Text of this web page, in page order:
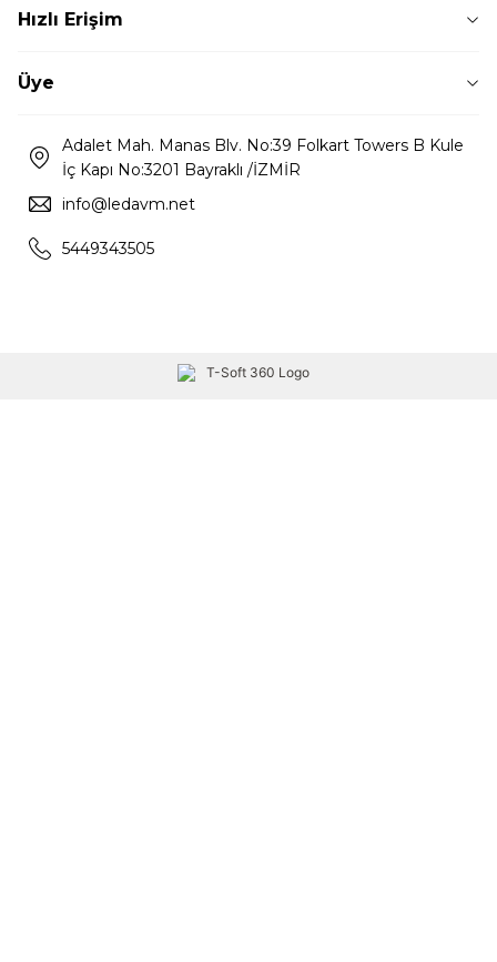
Hızlı Erişim
Üye
Adalet Mah. Manas Blv. No:39 Folkart Towers B Kule
İç Kapı No:3201 Bayraklı /İZMİR
info@ledavm.net
5449343505